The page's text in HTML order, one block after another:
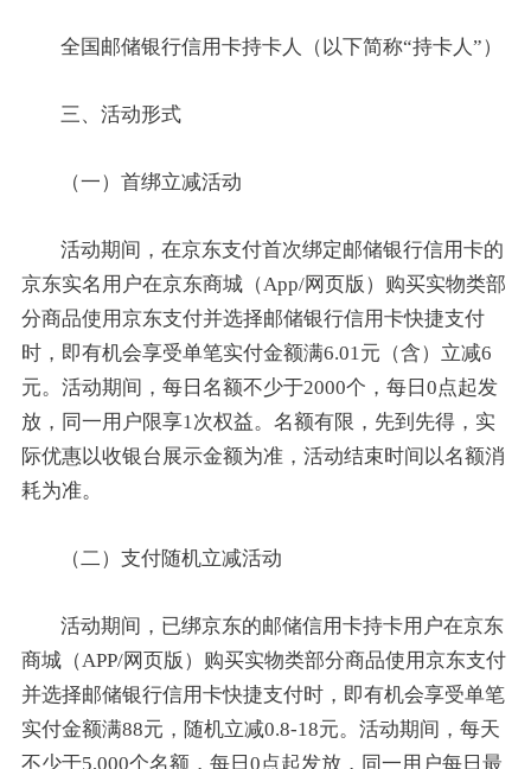
全国邮储银行信用卡持卡人（以下简称“持卡人”）
三、活动形式
（一）首绑立减活动
活动期间，在京东支付首次绑定邮储银行信用卡的
京东实名用户在京东商城（App/网页版）购买实物类部
分商品使用京东支付并选择邮储银行信用卡快捷支付
时，即有机会享受单笔实付金额满6.01元（含）立减6
元。活动期间，每日名额不少于2000个，每日0点起发
放，同一用户限享1次权益。名额有限，先到先得，实
际优惠以收银台展示金额为准，活动结束时间以名额消
耗为准。
（二）支付随机立减活动
活动期间，已绑京东的邮储信用卡持卡用户在京东
商城（APP/网页版）购买实物类部分商品使用京东支付
并选择邮储银行信用卡快捷支付时，即有机会享受单笔
实付金额满88元，随机立减0.8-18元。活动期间，每天
不少于5,000个名额，每日0点起发放，同一用户每日最